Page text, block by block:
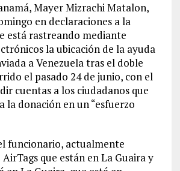
Mayer Mizrachi Matalon,
en declaraciones a la
está rastreando mediante
la ubicación de la ayuda
a Venezuela tras el doble
el pasado 24 de junio, con el
cuentas a los ciudadanos que
la donación en un “esfuerzo
funcionario, actualmente
que están en La Guaira y